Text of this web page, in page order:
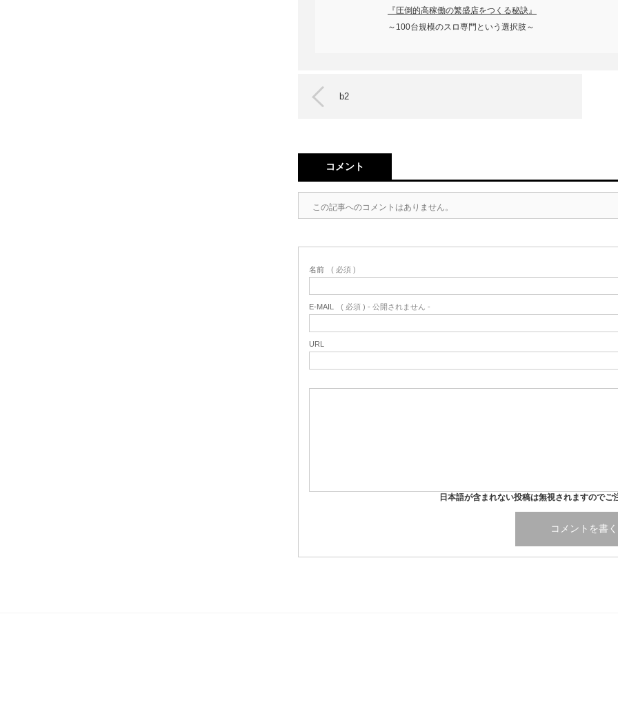
『圧倒的高稼働の繁盛店をつくる秘訣』
～100台規模のスロ専門という選択肢～
b2
コメント
この記事へのコメントはありません。
名前 ( 必須 )
E-MAIL ( 必須 ) - 公開されません -
URL
日本語が含まれない投稿は無視されますのでご